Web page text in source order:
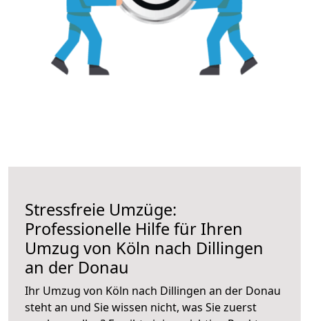
Stressfreie Umzüge:
Professionelle Hilfe für Ihren
Umzug von Köln nach Dillingen
an der Donau
Ihr Umzug von Köln nach Dillingen an der Donau
steht an und Sie wissen nicht, was Sie zuerst